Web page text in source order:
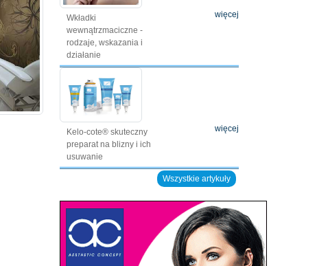
Wkładki
wewnątrzmaciczne -
rodzaje, wskazania i
działanie
więcej
Kelo-cote® skuteczny
preparat na blizny i ich
usuwanie
więcej
Wszystkie artykuły